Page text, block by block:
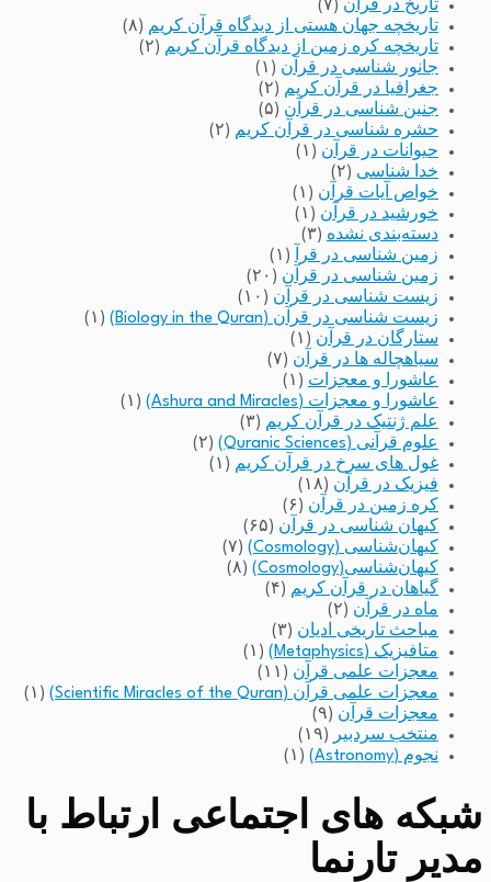
تاریخ در قرآن (۷)
تاریخچه جهان هستی از دیدگاه قرآن کریم (۸)
تاریخچه کره زمین از دیدگاه قرآن کریم (۲)
جانور شناسی در قرآن (۱)
جغرافیا در قرآن کریم (۲)
جنین شناسی در قرآن (۵)
حشره شناسی در قرآن کریم (۲)
حیوانات در قرآن (۱)
خدا شناسی (۲)
خواص آیات قرآن (۱)
خورشید در قرآن (۱)
دسته‌بندی نشده (۳)
زمین شناسی در قرآ
(۱)
زمین شناسی در قرآن (۲۰)
زیست شناسی در قرآن (۱۰)
زیست شناسی در قرآن (Biology in the Quran)
(۱)
ستارگان در قرآن (۱)
سیاهچاله ها در قرآن (۷)
عاشورا و معجزات (۱)
عاشورا و معجزات (Ashura and Miracles)
(۱)
علم ژنتیک در قرآن کریم (۳)
علوم قرآنی (Quranic Sciences)
(۲)
غول های سرخ در قرآن کریم (۱)
فیزیک در قرآن (۱۸)
کره زمین در قرآن (۶)
کیهان شناسی در قرآن (۶۵)
کیهان‌شناسی (Cosmology)
(۷)
کیهان‌شناسی(Cosmology)
(۸)
گیاهان در قرآن کریم (۴)
ماه در قرآن (۲)
مباحث تاریخی ادیان (۳)
متافیزیک (Metaphysics)
(۱)
معجزات علمی قرآن (۱۱)
معجزات علمی قرآن (Scientific Miracles of the Quran)
(۱)
معجزات قرآن (۹)
منتخب سردبیر
(۱۹)
نجوم (Astronomy)
(۱)
شبکه های اجتماعی ارتباط با
مدیر تارنما